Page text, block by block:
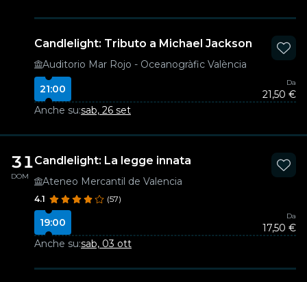
Candlelight: Tributo a Michael Jackson
Auditorio Mar Rojo - Oceanogràfic València
21:00
Da
21,50 €
Anche su:sab, 26 set
31
DOM
Candlelight: La legge innata
Ateneo Mercantil de Valencia
4.1 (57)
19:00
Da
17,50 €
Anche su:sab, 03 ott